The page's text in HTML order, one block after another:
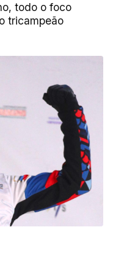
todo o foco
tricampeão